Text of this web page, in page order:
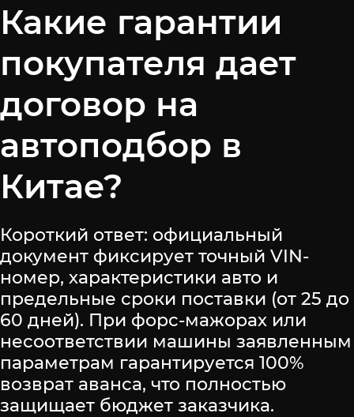
Какие гарантии
покупателя дает
договор на
автоподбор в
Китае?
Короткий ответ: официальный
документ фиксирует точный VIN-
номер, характеристики авто и
предельные сроки поставки (от 25 до
60 дней). При форс-мажорах или
несоответствии машины заявленным
параметрам гарантируется 100%
возврат аванса, что полностью
защищает бюджет заказчика.